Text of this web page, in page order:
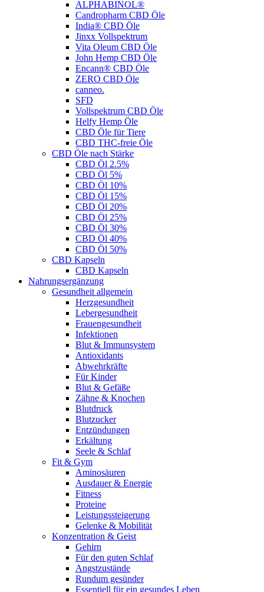
ALPHABINOL®
Candropharm CBD Öle
India® CBD Öle
Jinxx Vollspektrum
Vita Oleum CBD Öle
John Hemp CBD Öle
Encann® CBD Öle
ZERO CBD Öle
canneo.
SFD
Vollspektrum CBD Öle
Helfy Hemp Öle
CBD Öle für Tiere
CBD THC-freie Öle
CBD Öle nach Stärke
CBD Öl 2.5%
CBD Öl 5%
CBD Öl 10%
CBD Öl 15%
CBD Öl 20%
CBD Öl 25%
CBD Öl 30%
CBD Öl 40%
CBD Öl 50%
CBD Kapseln
CBD Kapseln
Nahrungsergänzung
Gesundheit allgemein
Herzgesundheit
Lebergesundheit
Frauengesundheit
Infektionen
Blut & Immunsystem
Antioxidants
Abwehrkräfte
Für Kinder
Blut & Gefäße
Zähne & Knochen
Blutdruck
Blutzucker
Entzündungen
Erkältung
Seele & Schlaf
Fit & Gym
Aminosäuren
Ausdauer & Energie
Fitness
Proteine
Leistungssteigerung
Gelenke & Mobilität
Konzentration & Geist
Gehirn
Für den guten Schlaf
Angstzustände
Rundum gesünder
Essentiell für ein gesundes Leben